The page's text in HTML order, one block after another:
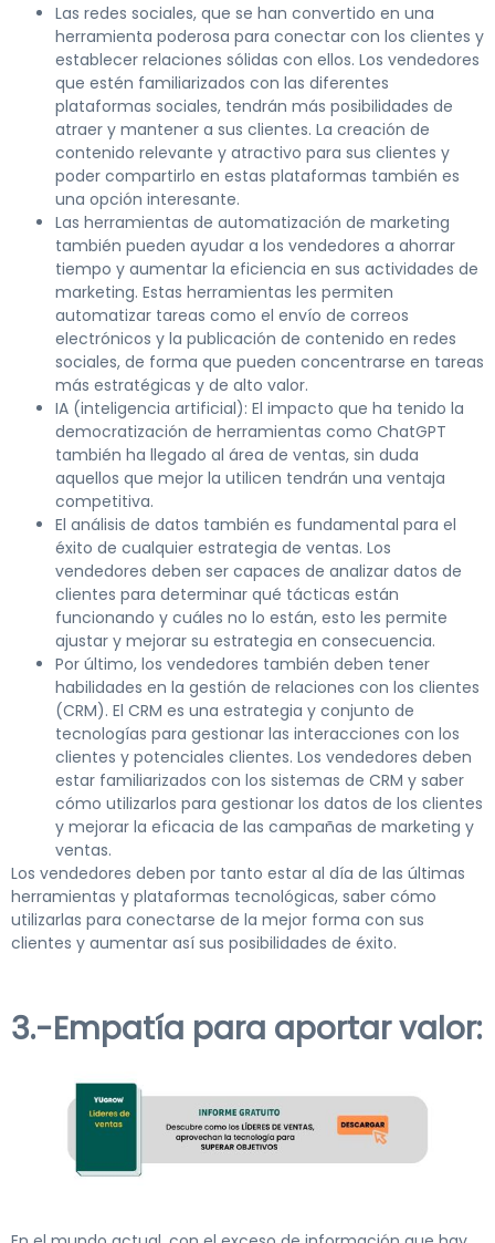
Las redes sociales, que se han convertido en una
herramienta poderosa para conectar con los clientes y
establecer relaciones sólidas con ellos. Los vendedores
que estén familiarizados con las diferentes
plataformas sociales, tendrán más posibilidades de
atraer y mantener a sus clientes. La creación de
contenido relevante y atractivo para sus clientes y
poder compartirlo en estas plataformas también es
una opción interesante.
Las herramientas de automatización de marketing
también pueden ayudar a los vendedores a ahorrar
tiempo y aumentar la eficiencia en sus actividades de
marketing. Estas herramientas les permiten
automatizar tareas como el envío de correos
electrónicos y la publicación de contenido en redes
sociales, de forma que pueden concentrarse en tareas
más estratégicas y de alto valor.
IA (inteligencia artificial): El impacto que ha tenido la
democratización de herramientas como ChatGPT
también ha llegado al área de ventas, sin duda
aquellos que mejor la utilicen tendrán una ventaja
competitiva.
El análisis de datos también es fundamental para el
éxito de cualquier estrategia de ventas. Los
vendedores deben ser capaces de analizar datos de
clientes para determinar qué tácticas están
funcionando y cuáles no lo están, esto les permite
ajustar y mejorar su estrategia en consecuencia.
Por último, los vendedores también deben tener
habilidades en la gestión de relaciones con los clientes
(CRM). El CRM es una estrategia y conjunto de
tecnologías para gestionar las interacciones con los
clientes y potenciales clientes. Los vendedores deben
estar familiarizados con los sistemas de CRM y saber
cómo utilizarlos para gestionar los datos de los clientes
y mejorar la eficacia de las campañas de marketing y
ventas.
Los vendedores deben por tanto estar al día de las últimas
herramientas y plataformas tecnológicas, saber cómo
utilizarlas para conectarse de la mejor forma con sus
clientes y aumentar así sus posibilidades de éxito.
3.-Empatía para aportar valor: